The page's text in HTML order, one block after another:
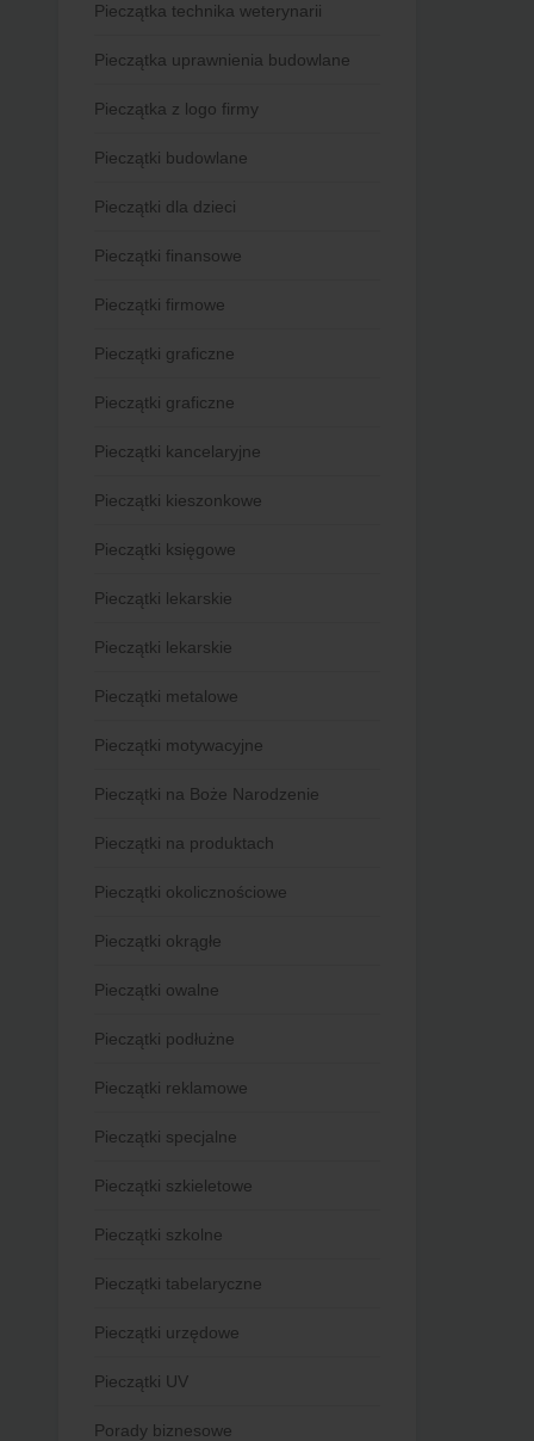
Pieczątka technika weterynarii
Pieczątka uprawnienia budowlane
Pieczątka z logo firmy
Pieczątki budowlane
Pieczątki dla dzieci
Pieczątki finansowe
Pieczątki firmowe
Pieczątki graficzne
Pieczątki graficzne
Pieczątki kancelaryjne
Pieczątki kieszonkowe
Pieczątki księgowe
Pieczątki lekarskie
Pieczątki lekarskie
Pieczątki metalowe
Pieczątki motywacyjne
Pieczątki na Boże Narodzenie
Pieczątki na produktach
Pieczątki okolicznościowe
Pieczątki okrągłe
Pieczątki owalne
Pieczątki podłużne
Pieczątki reklamowe
Pieczątki specjalne
Pieczątki szkieletowe
Pieczątki szkolne
Pieczątki tabelaryczne
Pieczątki urzędowe
Pieczątki UV
Porady biznesowe